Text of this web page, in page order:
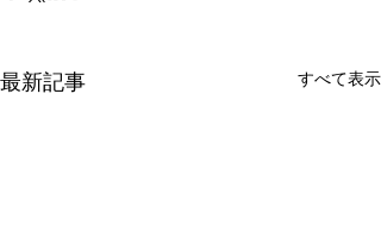
最新記事 すべて表示